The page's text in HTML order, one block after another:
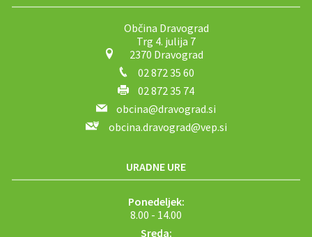
Občina Dravograd
Trg 4. julija 7
2370 Dravograd
02 872 35 60
02 872 35 74
obcina@dravograd.si
obcina.dravograd@vep.si
URADNE URE
Ponedeljek:
8.00 - 14.00
Sreda: